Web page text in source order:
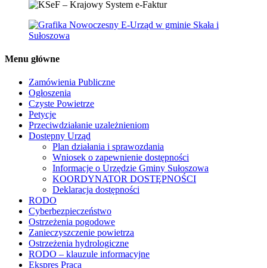
Menu główne
Zamówienia Publiczne
Ogłoszenia
Czyste Powietrze
Petycje
Przeciwdziałanie uzależnieniom
Dostępny Urząd
Plan działania i sprawozdania
Wniosek o zapewnienie dostępności
Informacje o Urzędzie Gminy Sułoszowa
KOORDYNATOR DOSTĘPNOŚCI
Deklaracja dostępności
RODO
Cyberbezpieczeństwo
Ostrzeżenia pogodowe
Zanieczyszczenie powietrza
Ostrzeżenia hydrologiczne
RODO – klauzule informacyjne
Ekspres Praca